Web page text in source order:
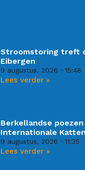
Stroomstoring treft
Eibergen
9 augustus, 2026 15:48
Lees verder »
Berkellandse
Internationale
9 augustus, 2026 11:35
Lees verder »